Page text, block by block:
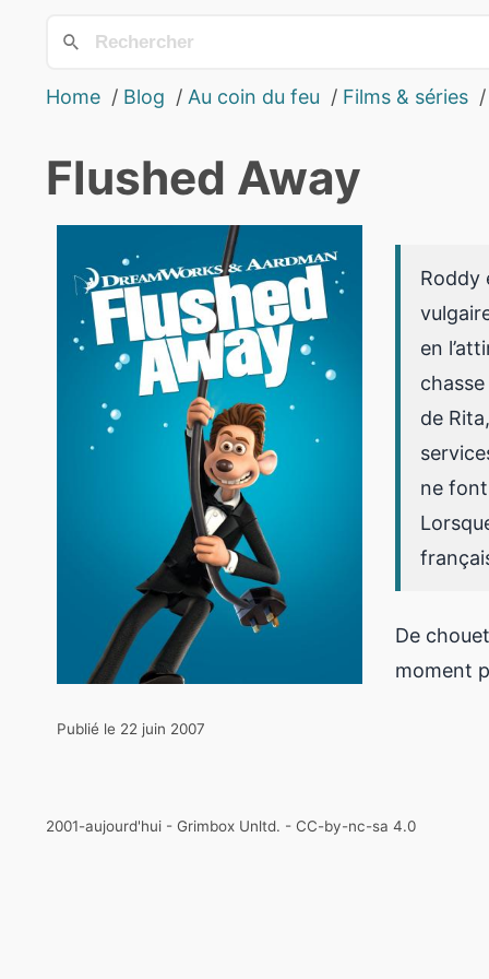
Home Blog Au coin du feu Films & séries
Flushed Away
Publié le 22 juin 2007
Roddy
en
de
ne font
De
moment
2001-aujourd'hui - Grimbox Unltd. - CC-by-nc-sa 4.0